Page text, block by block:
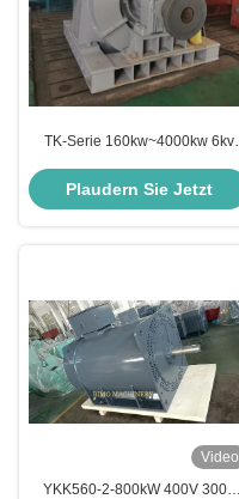
TK-Serie 160kw~4000kw 6kv
Hochspannung Drei-Phasen-
Plaudern Sie Jetzt
Video
YKK560-2-800kW 400V 3000